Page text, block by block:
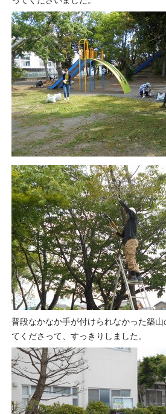
普段なかなか手が付けられなかった築
てくださって、すっきりしました。